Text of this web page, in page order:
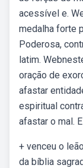
acessível e.
medalha forte
Poderosa,
latim.
oração de
afastar
espiritual
afastar o mal.
+ venceu o
da bíblia